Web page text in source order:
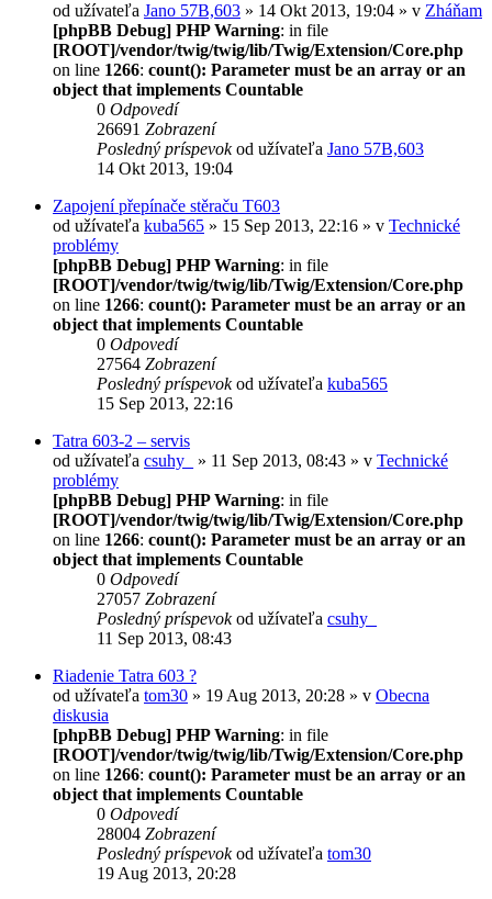
od užívateľa Jano 57B,603 » 14 Okt 2013, 19:04 » v Zháňam
[phpBB Debug] PHP Warning: in file
[ROOT]/vendor/twig/twig/lib/Twig/Extension/Core.php
on line 1266: count(): Parameter must be an array or an
object that implements Countable
0 Odpovedí
26691 Zobrazení
Posledný príspevokod užívateľa Jano 57B,603
14 Okt 2013, 19:04
Zapojení přepínače stěraču T603
od užívateľa kuba565 » 15 Sep 2013, 22:16 » v Technické
problémy
[phpBB Debug] PHP Warning: in file
[ROOT]/vendor/twig/twig/lib/Twig/Extension/Core.php
on line 1266: count(): Parameter must be an array or an
object that implements Countable
0 Odpovedí
27564 Zobrazení
Posledný príspevokod užívateľa kuba565
15 Sep 2013, 22:16
Tatra 603-2 – servis
od užívateľa csuhy_ » 11 Sep 2013, 08:43 » v Technické
problémy
[phpBB Debug] PHP Warning: in file
[ROOT]/vendor/twig/twig/lib/Twig/Extension/Core.php
on line 1266: count(): Parameter must be an array or an
object that implements Countable
0 Odpovedí
27057 Zobrazení
Posledný príspevokod užívateľa csuhy_
11 Sep 2013, 08:43
Riadenie Tatra 603 ?
od užívateľa tom30 » 19 Aug 2013, 20:28 » v Obecna
diskusia
[phpBB Debug] PHP Warning: in file
[ROOT]/vendor/twig/twig/lib/Twig/Extension/Core.php
on line 1266: count(): Parameter must be an array or an
object that implements Countable
0 Odpovedí
28004 Zobrazení
Posledný príspevokod užívateľa tom30
19 Aug 2013, 20:28